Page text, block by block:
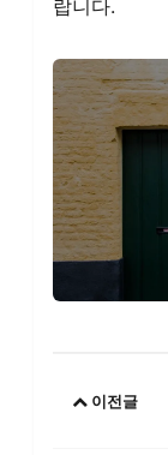
랍니다.
이전글